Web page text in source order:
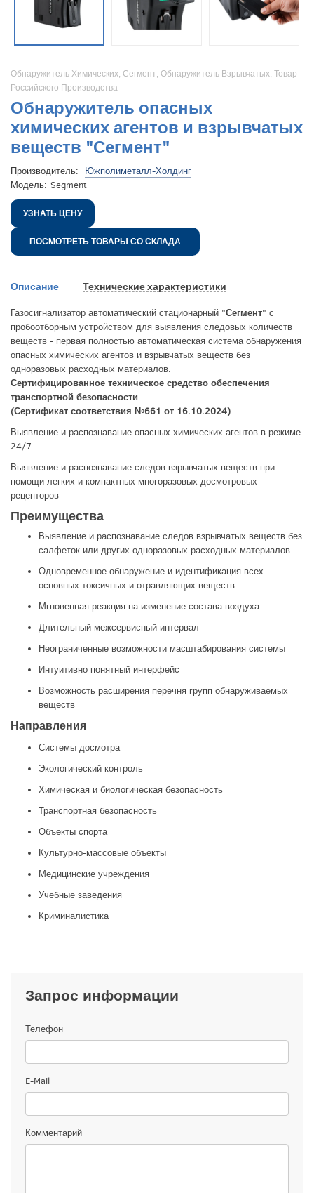
Обнаружитель Химических, Сегмент, Обнаружитель Взрывчатых, Товар
Российского Производства
Обнаружитель опасных
химических агентов и взрывчатых
веществ "Сегмент"
Производитель:
Южполиметалл-Холдинг
Модель: Segment
УЗНАТЬ ЦЕНУ
ПОСМОТРЕТЬ ТОВАРЫ СО СКЛАДА
Описание Технические характеристики
Газосигнализатор автоматический стационарный "Сегмент" с
пробоотборным устройством для выявления следовых количеств
веществ - первая полностью автоматическая система обнаружения
опасных химических агентов и взрывчатых веществ без
одноразовых расходных материалов.
Сертифицированное техническое средство обеспечения
транспортной безопасности
(Сертификат соответствия №661 от 16.10.2024)
Выявление и распознавание опасных химических агентов в режиме
24/7
Выявление и распознавание следов взрывчатых веществ при
помощи легких и компактных многоразовых досмотровых
рецепторов
Преимущества
Выявление и распознавание следов взрывчатых веществ без
салфеток или других одноразовых расходных материалов
Одновременное обнаружение и идентификация всех
основных токсичных и отравляющих веществ
Мгновенная реакция на изменение состава воздуха
Длительный межсервисный интервал
Неограниченные возможности масштабирования системы
Интуитивно понятный интерфейс
Возможность расширения перечня групп обнаруживаемых
веществ
Направления
Системы досмотра
Экологический контроль
Химическая и биологическая безопасность
Транспортная безопасность
Объекты спорта
Культурно-массовые объекты
Медицинские учреждения
Учебные заведения
Криминалистика
Запрос информации
Телефон
E-Mail
Комментарий